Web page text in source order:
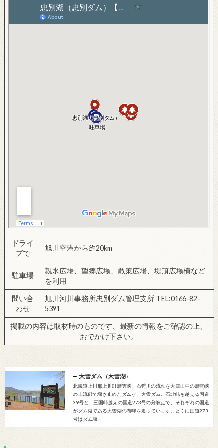
ドライ
ブで
旭川空港から約20km
駐車場
親水広場、望郷広場、散策広場、堤頂広場横など
を利用
問い合
わせ
旭川河川事務所忠別ダム管理支所 TEL:0166-82-
5391
掲載の内容は取材時のものです、最新の情報をご確認の上、
おでかけ下さい。
大雪ダム（大雪湖）
北海道上川郡上川町層雲峡、石狩川の流れを大雪山中の層雲峡
の上流部で堰き止めたダムが、大雪ダム。石北峠を越える国道
39号と、三国峠越えの国道273号の分岐点で、それぞれの国道
がダム湖である大雪湖の湖畔を走っています。とくに国道273
号はダム堰